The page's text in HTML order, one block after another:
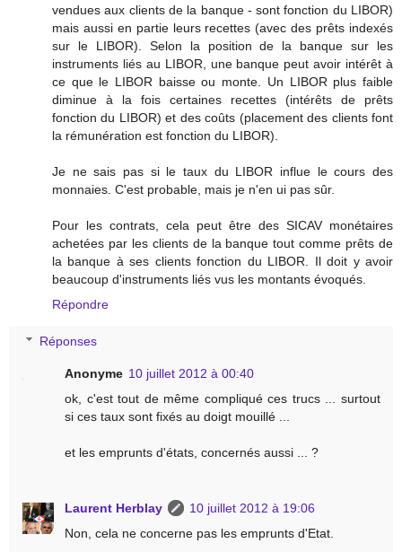
vendues aux clients de la banque - sont fonction du LIBOR)
mais aussi en partie leurs recettes (avec des prêts indexés
sur le LIBOR). Selon la position de la banque sur les
instruments liés au LIBOR, une banque peut avoir intérêt à
ce que le LIBOR baisse ou monte. Un LIBOR plus faible
diminue à la fois certaines recettes (intérêts de prêts
fonction du LIBOR) et des coûts (placement des clients font
la rémunération est fonction du LIBOR).
Je ne sais pas si le taux du LIBOR influe le cours des
monnaies. C'est probable, mais je n'en ui pas sûr.
Pour les contrats, cela peut être des SICAV monétaires
achetées par les clients de la banque tout comme prêts de
la banque à ses clients fonction du LIBOR. Il doit y avoir
beaucoup d'instruments liés vus les montants évoqués.
Répondre
Réponses
Anonyme 10 juillet 2012 à 00:40
ok, c'est tout de même compliqué ces trucs ... surtout
si ces taux sont fixés au doigt mouillé ...
et les emprunts d'états, concernés aussi ... ?
Laurent Herblay
10 juillet 2012 à 19:06
Non, cela ne concerne pas les emprunts d'Etat.